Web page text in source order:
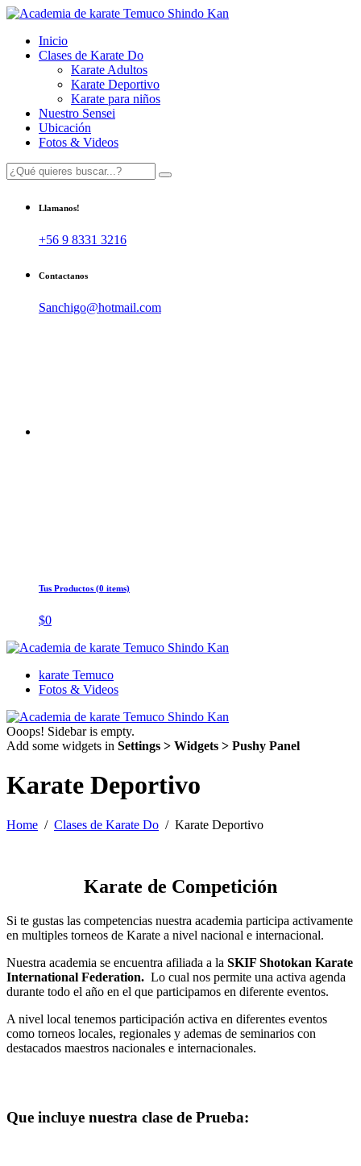
Inicio
Clases de Karate Do
Karate Adultos
Karate Deportivo
Karate para niños
Nuestro Sensei
Ubicación
Fotos & Videos
Llamanos!
+56 9 8331 3216
Contactanos
Sanchigo@hotmail.com
Tus Productos (0 items)
$0
karate Temuco
Fotos & Videos
Ooops! Sidebar is empty.
Add some widgets in Settings > Widgets > Pushy Panel
Karate Deportivo
Home Clases de Karate Do Karate Deportivo
Karate de Competición
Si te gustas las competencias nuestra academia participa activamente
en multiples torneos de Karate a nivel nacional e internacional.
Nuestra academia se encuentra afiliada a la SKIF Shotokan Karate
International Federation. Lo cual nos permite una activa agenda
durante todo el año en el que participamos en diferente eventos.
A nivel local tenemos participación activa en diferentes eventos
como torneos locales, regionales y ademas de seminarios con
destacados maestros nacionales e internacionales.
Que incluye nuestra clase de Prueba: